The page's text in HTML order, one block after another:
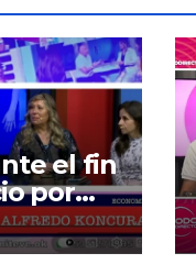
el fin
por